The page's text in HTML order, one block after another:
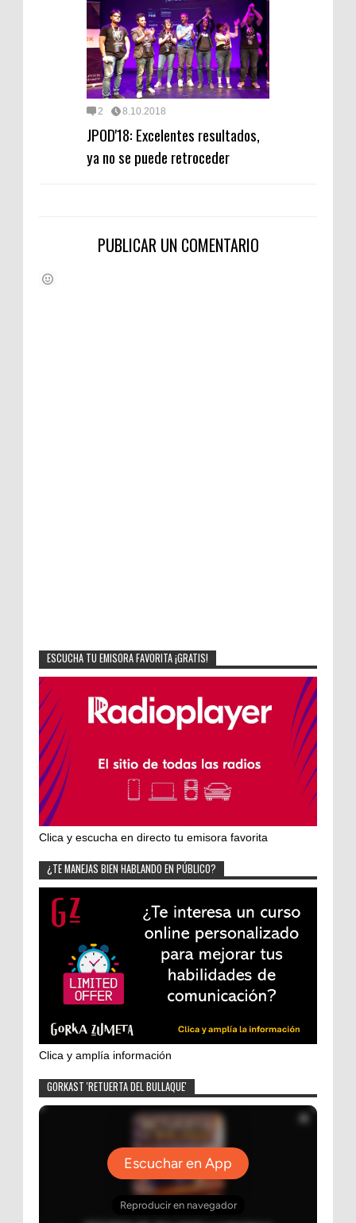
2 8.10.2018
JPOD'18: Excelentes resultados,
ya no se puede retroceder
PUBLICAR UN COMENTARIO
ESCUCHA TU EMISORA FAVORITA ¡GRATIS!
Clica y escucha en directo tu emisora favorita
¿TE MANEJAS BIEN HABLANDO EN PÚBLICO?
Clica y amplía información
GORKAST 'RETUERTA DEL BULLAQUE'